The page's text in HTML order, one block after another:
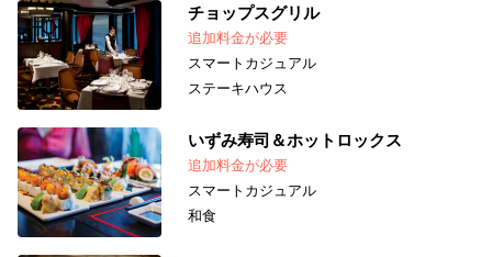
チョップスグリル
追加料金が必要
スマートカジュアル
ステーキハウス
いずみ寿司＆ホットロックス
追加料金が必要
スマートカジュアル
和食